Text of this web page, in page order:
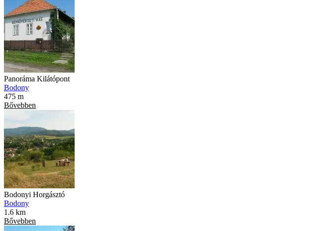
Panoráma Kilátópont
Bodony
475 m
Bővebben
Bodonyi Horgásztó
Bodony
1.6 km
Bővebben